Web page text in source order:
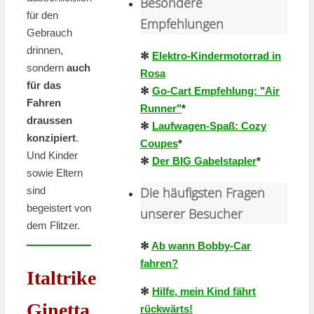
für den
Gebrauch
drinnen,
sondern auch
für das
Fahren
draussen
konzipiert.
Und Kinder
sowie Eltern
sind
begeistert von
dem Flitzer.
Italtrike
Empfehlungen
✻ Elektro-Kindermotorrad in
Rosa
✻ Go-Cart Empfehlung: "Air
Runner"*
✻ Laufwagen-Spaß: Cozy
Coupes*
✻ Der BIG Gabelstapler*
Die häufigsten Fragen
unserer Besucher
✻ Ab wann Bobby-Car
fahren?
✻ Hilfe, mein Kind fährt
rückwärts!